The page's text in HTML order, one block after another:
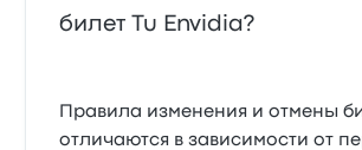
билет Tu Envidia?
Правила изменения и отмены
отличаются в зависимости от